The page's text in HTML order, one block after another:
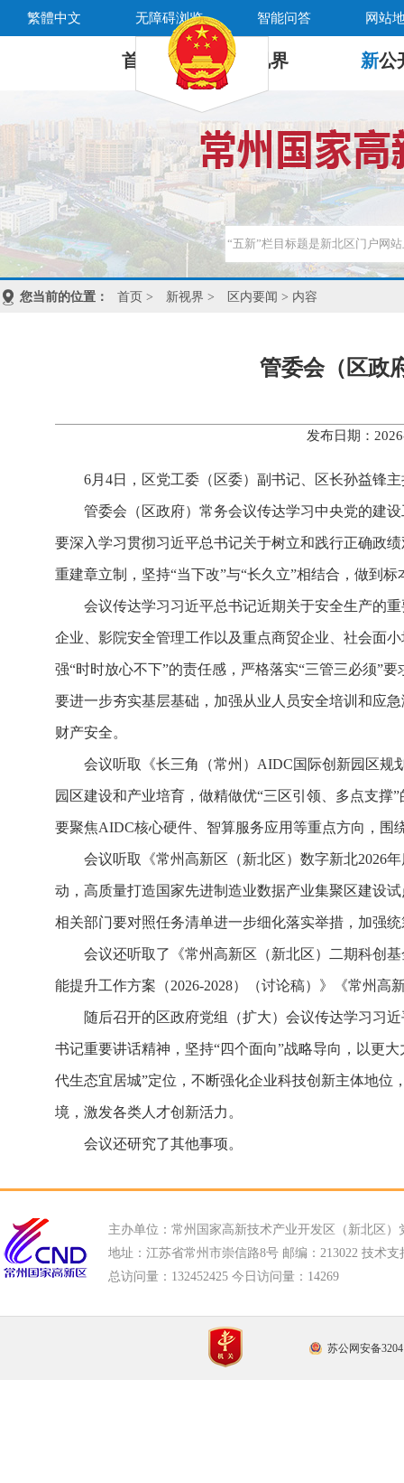
繁體中文 无障碍浏览 智能问答 网站
首 页 新 视界 新公
您当前的位置： 首页 > 新视界 > 区内要闻 > 内容
管委会（区政
发布日期：
6月4日，区党工委（区委）副书记、区长孙益锋
管委会（区政府）常务会议传达学习中央党的建
要深入学习贯彻习近平总书记关于树立和践行正确政
重建章立制，坚持“当下改”与“长久立”相结合，做到
会议传达学习习近平总书记近期关于安全生产的
企业、影院安全管理工作以及重点商贸企业、社会面
强“时时放心不下”的责任感，严格落实“三管三必须”
要进一步夯实基层基础，加强从业人员安全培训和应
财产安全。
会议听取《长三角（常州）AIDC国际创新园区规
园区建设和产业培育，做精做优“三区引领、多点支
要聚焦AIDC核心硬件、智算服务应用等重点方向，
会议听取《常州高新区（新北区）数字新北2026
动，高质量打造国家先进制造业数据产业集聚区建设
相关部门要对照任务清单进一步细化落实举措，加强
会议还听取了《常州高新区（新北区）二期科创
能提升工作方案（2026-2028）（讨论稿）》《常州
随后召开的区政府党组（扩大）会议传达学习习
书记重要讲话精神，坚持“四个面向”战略导向，以更
代生态宜居城”定位，不断强化企业科技创新主体地
境，激发各类人才创新活力。
会议还研究了其他事项。
主办单位：常州国家高新技术产业开发区（新北区）
地址：江苏省常州市崇信路8号 邮编：213022 技术支
总访问量： 132452425 今日访问量： 14269
苏公网安备